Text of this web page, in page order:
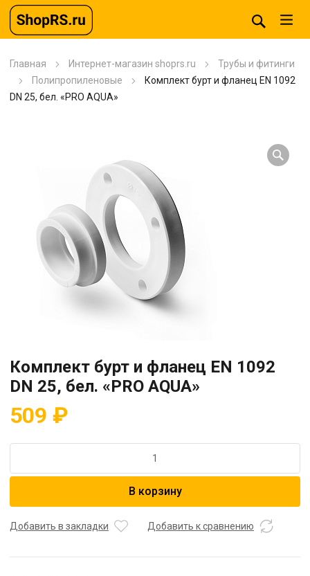
Главная Интернет-магазин shoprs.ru
Трубы и фитинги
Полипропиленовые
Комплект бурт и фланец EN 1092
DN 25, бел. «PRO AQUA»
Комплект бурт и фланец EN 1092
DN 25, бел. «PRO AQUA»
509 ₽
Комплект
фланец
В корзину
Добавить в закладки Добавить к сравнению